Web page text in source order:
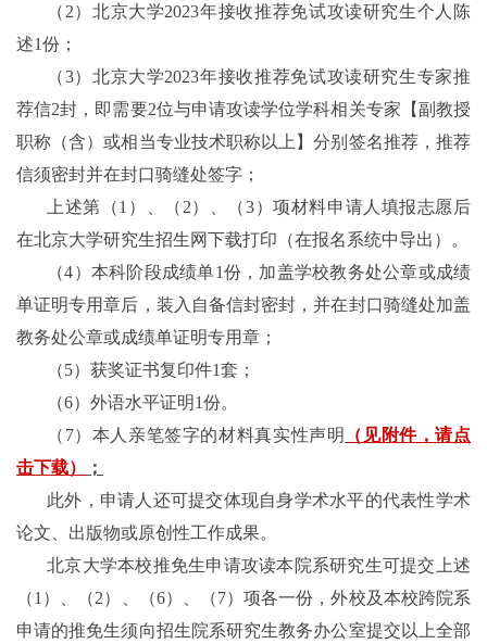
（ 2）北京大学2023年接收推荐免试攻读研究生个人陈
述1份；
（3）北京大学2023年接收推荐免试攻读研究生专家推
荐信2封，即需要2位与申请攻读学位学科相关专家【副教授
职称（含）或相当专业技术职称以上】分别签名推荐，推荐
信须密封并在封口骑缝处签字；
上述第（1 ）、（ 2）、（3）项材料申请人填报志愿后
在北京大学研究生招生网下载打印 （在报名系统中导出）
。
（4） 本科阶段成绩单1份，加盖学校教务处公章或成绩
单证明专用章后，装入自备信封密封，并在封口骑缝处加盖
教务处公章或成绩单证明专用章；
（5）获奖证书复印件1套；
（6）外语水平证明1份。
（ 7） 本人亲笔签字的材料真实性声明
（见附件，请点
击下载）
；
此外，申请人还可提交体现自身学术水平的代表性学术
论文、出版物或原创性工作成果。
北京大学本校推免生申请攻读本院系研究生可提交上述
（1 ）、（2）、（6）、（7）项各一份，外校及本校跨院系
申请的推免生须向招生院系研究生教务办公室提交以上全部